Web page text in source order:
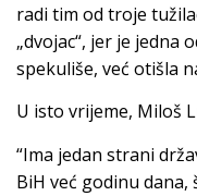
radi tim od troje
„dvojac“, jer je jedna
spekuliše, već otišla
U isto vrijeme, Miloš
“Ima jedan strani
BiH već godinu